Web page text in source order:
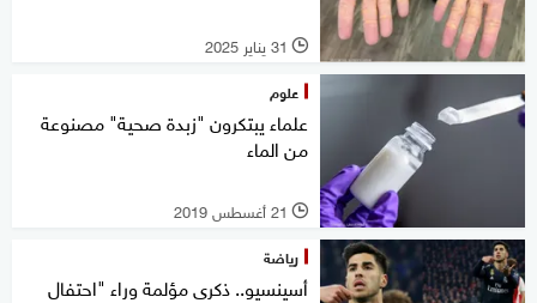
l 31 يناير 2025
علوم
علماء يبتكرون "زبدة صحية" مصنوعة
من الماء
l 21 أغسطس 2019
رياضة
أسينسيو.. ذكرى مؤلمة وراء "احتفال